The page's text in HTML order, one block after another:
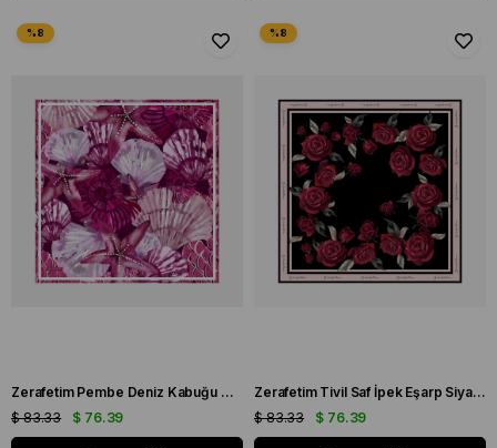
Zerafetim Pembe Deniz Kabuğu Tivil İpek Eşarp
$ 76.39
$ 83.33
Zerafetim Tivil Saf İpek Eşarp Siyah Kırmızı Rosalia Desen
$ 76.39
$ 83.33